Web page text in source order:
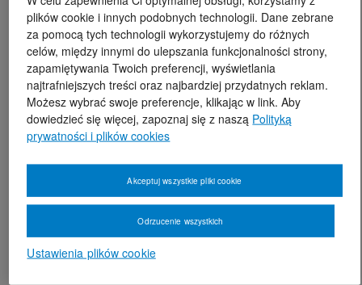
plików cookie i innych podobnych technologii. Dane zebrane
za pomocą tych technologii wykorzystujemy do różnych
celów, między innymi do ulepszania funkcjonalności strony,
zapamiętywania Twoich preferencji, wyświetlania
najtrafniejszych treści oraz najbardziej przydatnych reklam.
Możesz wybrać swoje preferencje, klikając w link. Aby
dowiedzieć się więcej, zapoznaj się z naszą Polityką
prywatności i plików cookies
Ustawienia plików cookie
Odrzucenie wszystkich
Akceptuj wszystkie pliki cookie